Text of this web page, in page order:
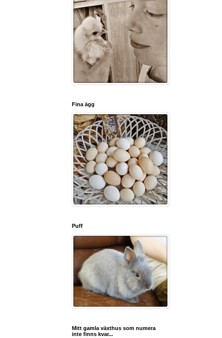
Fina ägg
Puff
Mitt gamla växthus som numera
inte finns kvar...